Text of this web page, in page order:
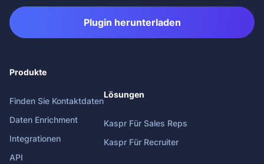
Plugin herunterladen
Produkte
Finden Sie Kontaktdaten
Daten Enrichment
Integrationen
API
Lösungen
Kaspr Für Sales Reps
Kaspr Für Recruiter